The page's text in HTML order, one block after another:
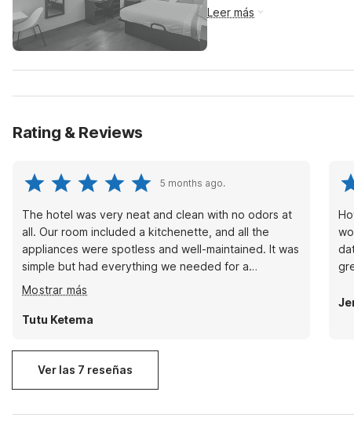
Leer más
Rating & Reviews
5 months ago.
The hotel was very neat and clean with no odors at
all. Our room included a kitchenette, and all the
appliances were spotless and well-maintained. It was
simple but had everything we needed for a
comfortable stay. They didn’t provide toiletries, but
since I prefer using my own, that wasn’t an issue. The
staff was friendly, helpful, and welcoming throughout
and an excellent value for the price.
Mostrar más
Tutu Ketema
Ver las 7 reseñas